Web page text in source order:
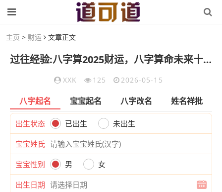
主页 > 财运 文章正文
过往经验:八字算2025财运，八字算命未来十年运势
XXK 125 2026-05-15
八字起名 宝宝起名 八字改名 姓名祥批
出生状态 已出生 未出生
宝宝姓氏
宝宝性别 男 女
出生日期